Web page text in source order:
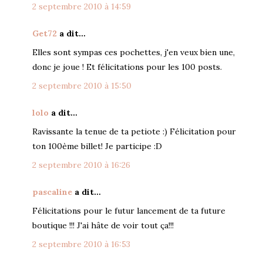
2 septembre 2010 à 14:59
Get72 a dit…
Elles sont sympas ces pochettes, j'en veux bien une,
donc je joue ! Et félicitations pour les 100 posts.
2 septembre 2010 à 15:50
lolo a dit…
Ravissante la tenue de ta petiote :) Félicitation pour
ton 100ème billet! Je participe :D
2 septembre 2010 à 16:26
pascaline a dit…
Félicitations pour le futur lancement de ta future
boutique !!! J'ai hâte de voir tout ça!!!
2 septembre 2010 à 16:53